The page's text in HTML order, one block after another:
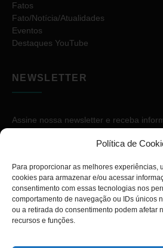
Política de
Para proporcionar as melhores experiências,
cookies para armazenar e/ou acessar
consentimento com essas tecnologias nos
comportamento de navegação ou IDs únicos
ou a retirada do consentimento podem afetar
recursos e funções.
Fatos
Fato/Notícia/Atualidades
Eventos
Destaques YouTube
NEWSLETTER
Assine nossa newsletter e receba